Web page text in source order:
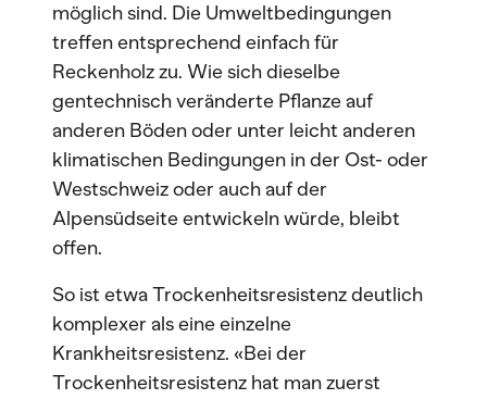
möglich sind. Die Umweltbedingungen
treffen entsprechend einfach für
Reckenholz zu. Wie sich dieselbe
gentechnisch veränderte Pflanze auf
anderen Böden oder unter leicht anderen
klimatischen Bedingungen in der Ost- oder
Westschweiz oder auch auf der
Alpensüdseite entwickeln würde, bleibt
offen.
So ist etwa Trockenheitsresistenz deutlich
komplexer als eine einzelne
Krankheitsresistenz. «Bei der
Trockenheitsresistenz hat man zuerst